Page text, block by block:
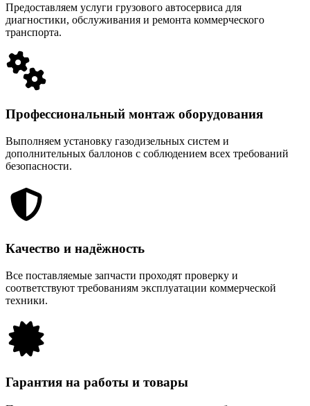
Предоставляем услуги грузового автосервиса для
диагностики, обслуживания и ремонта коммерческого
транспорта.
Профессиональный монтаж оборудования
Выполняем установку газодизельных систем и
дополнительных баллонов с соблюдением всех требований
безопасности.
Качество и надёжность
Все поставляемые запчасти проходят проверку и
соответствуют требованиям эксплуатации коммерческой
техники.
Гарантия на работы и товары